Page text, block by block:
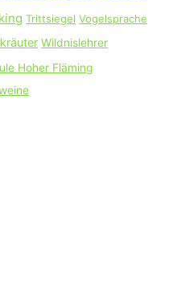
Trittsiegel Vogelsprache
Wildnislehrer
Hoher Fläming